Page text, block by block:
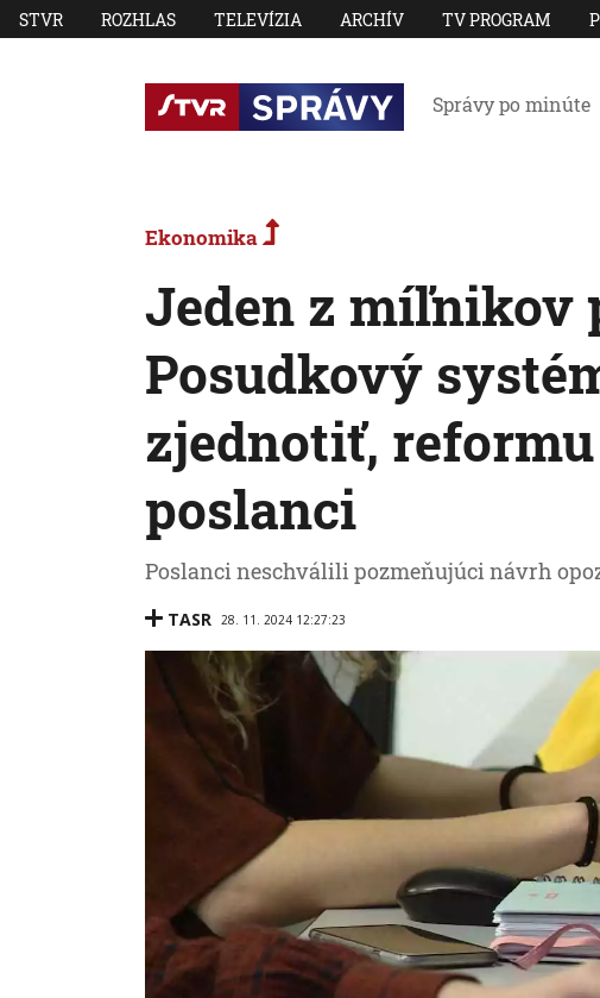
STVR ROZHLAS TELEVÍZIA ARCHÍV TV PROGRAM
Správy po minúte
Ekonomika
Jeden z míľnikov
Posudkový
zjednotiť,
poslanci
Poslanci neschválili pozmeňujúci návrh
TASR 28. 11. 2024 12:27:23